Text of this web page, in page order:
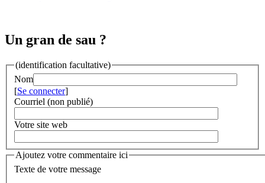
Un gran de sau ?
(identification facultative)
Nom
[Se connecter]
Courriel (non publié)
Votre site web
Ajoutez votre commentaire ici
Texte de votre message